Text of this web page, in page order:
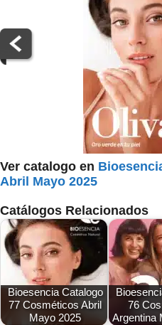
Ver catalogo en
Abril Mayo 2025
Catálogos Relacionados
Bioesencia Catalogo
77 Cosméticos Abril
Mayo 2025
76
Argentina